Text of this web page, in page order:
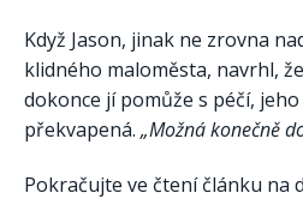
Když Jason, jinak ne zrovna
klidného maloměsta, navrhl,
dokonce jí pomůže s péčí,
překvapená. „Možná konečně
Pokračujte ve čtení článku na